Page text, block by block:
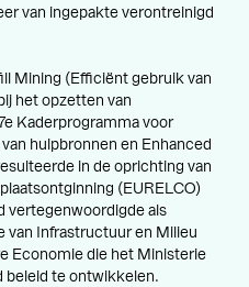
van ingepakte verontreinigd
Mining (Efficiënt gebruik van
het opzetten van
Kaderprogramma voor
hulpbronnen en Enhanced
in de oprichting van
(EURELCO)
vertegenwoordigde als
van Infrastructuur en Milieu
Economie die het Ministerie
beleid te ontwikkelen.